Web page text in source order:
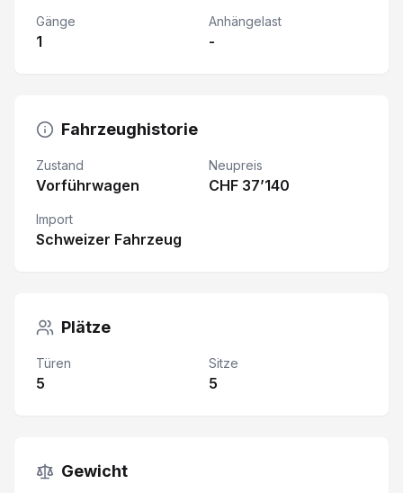
Gänge
1
Anhängelast
-
Fahrzeughistorie
Zustand
Vorführwagen
Neupreis
CHF 37’140
Import
Schweizer Fahrzeug
Plätze
Türen
5
Sitze
5
Gewicht